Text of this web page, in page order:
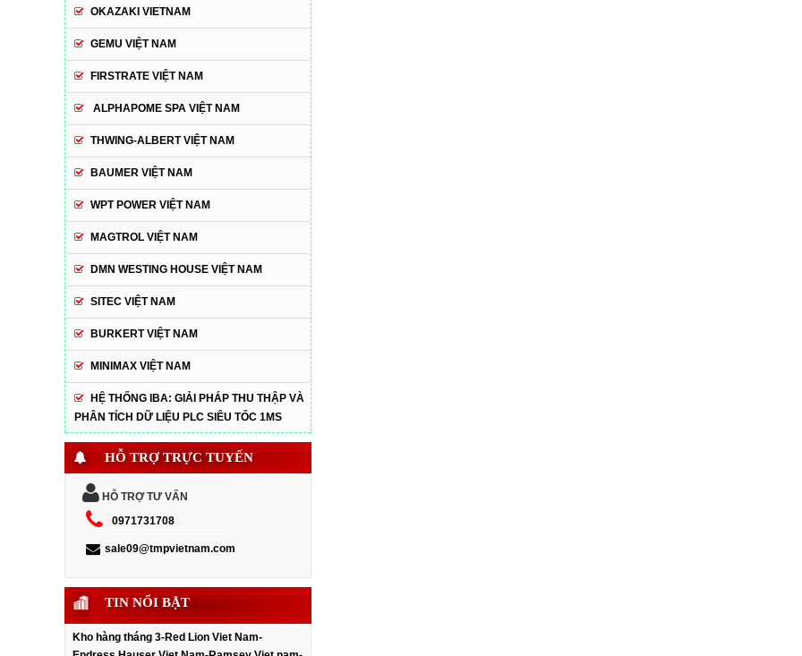
OKAZAKI VIETNAM
GEMU VIỆT NAM
FIRSTRATE VIỆT NAM
ALPHAPOME SPA VIỆT NAM
THWING-ALBERT VIỆT NAM
BAUMER VIỆT NAM
WPT POWER VIỆT NAM
MAGTROL VIỆT NAM
DMN WESTING HOUSE VIỆT NAM
SITEC VIỆT NAM
BURKERT VIỆT NAM
MINIMAX VIỆT NAM
HỆ THỐNG IBA: GIẢI PHÁP THU THẬP VÀ
PHÂN TÍCH DỮ LIỆU PLC SIÊU TỐC 1MS
HỖ TRỢ TRỰC TUYẾN
HỖ TRỢ TƯ VẤN
0971731708
sale09@tmpvietnam.com
TIN NỔI BẬT
Kho hàng tháng 3-Red Lion Viet Nam-